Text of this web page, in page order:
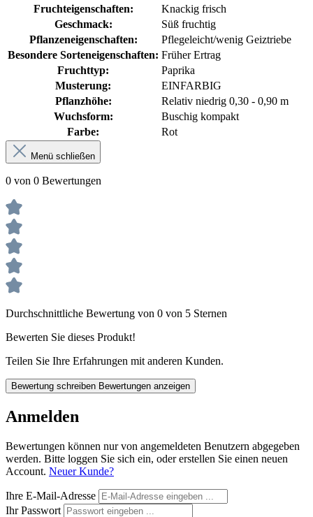
Fruchteigenschaften:
Knackig frisch
Geschmack:
Süß fruchtig
Pflanzeneigenschaften:
Pflegeleicht/wenig Geiztriebe
Besondere Sorteneigenschaften: Früher Ertrag
Fruchttyp:
Paprika
Musterung:
EINFARBIG
Pflanzhöhe:
Relativ niedrig 0,30 - 0,90 m
Wuchsform:
Buschig kompakt
Farbe:
Rot
Menü schließen
0 von 0 Bewertungen
Durchschnittliche Bewertung von 0 von 5 Sternen
Bewerten Sie dieses Produkt!
Teilen Sie Ihre Erfahrungen mit anderen Kunden.
Bewertung schreiben Bewertungen anzeigen
Anmelden
Bewertungen können nur von angemeldeten Benutzern abgegeben
werden. Bitte loggen Sie sich ein, oder erstellen Sie einen neuen
Account. Neuer Kunde?
Ihre E-Mail-Adresse
Ihr Passwort